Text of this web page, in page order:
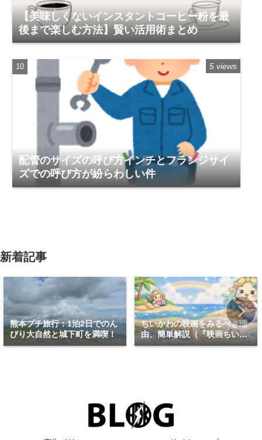
【美味しくないインスタントコーヒー粉を最
後まで楽しむ方法】賢い活用術まとめ
配管のサイズの呼び方インチとフランジサイ
ズでの呼び方が紛らわしい件
5 views
新着記事
熊本プチ旅行：1泊2日でのん
びり大自然と城下町を満喫！
ちいかわの映画をみるべき理
由、簡単解説（『映画ちいか
わ 人魚の島のひみつ』）